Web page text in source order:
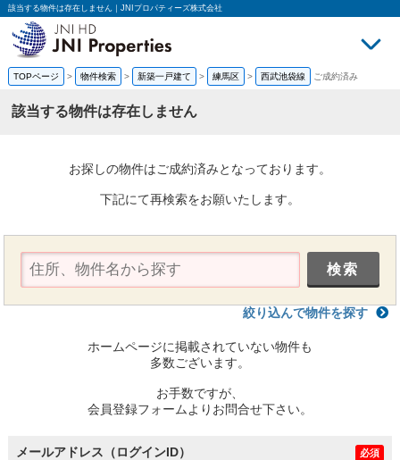
該当する物件は存在しません｜JNIプロパティーズ株式会社
TOPページ > 物件検索 > 新築一戸建て > 練馬区 > 西武池袋線 ご成約済み
該当する物件は存在しません
お探しの物件はご成約済みとなっております。
下記にて再検索をお願いたします。
絞り込んで物件を探す
ホームページに掲載されていない物件も
多数ございます。
お手数ですが、
会員登録フォームよりお問合せ下さい。
メールアドレス（ログインID） 必須